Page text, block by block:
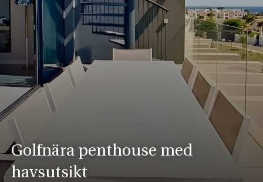
Golfnära penthouse med
havsutsikt